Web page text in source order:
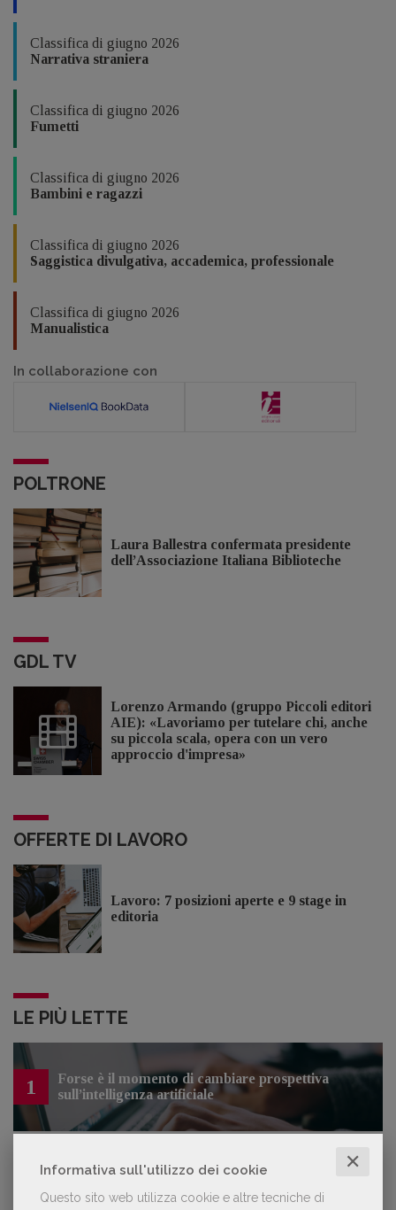
Informativa sull'utilizzo dei cookie ✕
Questo sito web utilizza cookie e altre tecniche di
Classifica di giugno 2026
Narrativa straniera
Classifica di giugno 2026
Fumetti
Classifica di giugno 2026
Bambini e ragazzi
Classifica di giugno 2026
Saggistica divulgativa, accademica, professionale
Classifica di giugno 2026
Manualistica
In collaborazione con
POLTRONE
Laura Ballestra confermata presidente
dell’Associazione Italiana Biblioteche
GDL TV
Lorenzo Armando (gruppo Piccoli editori
AIE): «Lavoriamo per tutelare chi, anche
su piccola scala, opera con un vero
approccio d'impresa»
OFFERTE DI LAVORO
Lavoro: 7 posizioni aperte e 9 stage in
editoria
LE PIÙ LETTE
1
Forse è il momento di cambiare prospettiva
sull’intelligenza artificiale
sospetto utilizzo dell’IA